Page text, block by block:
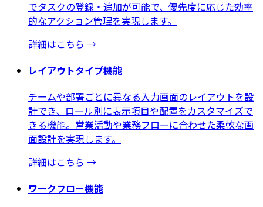
でタスクの登録・追加が可能で、優先度に応じた効率
的なアクション管理を実現します。
詳細はこちら →
レイアウトタイプ機能
チームや部署ごとに異なる入力画面のレイアウトを設
計でき、ロール別に表示項目や配置をカスタマイズで
きる機能。営業活動や業務フローに合わせた柔軟な画
面設計を実現します。
詳細はこちら →
ワークフロー機能